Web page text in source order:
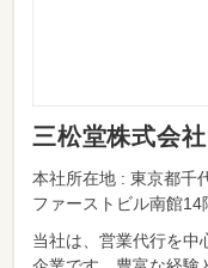
三松堂株式会社
本社所在地 : 東京都千
ファーストビル南館14
当社は、営業代行を中